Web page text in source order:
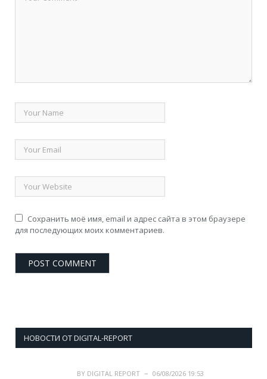
Сохранить моё имя, email и адрес сайта в этом браузере
для последующих моих комментариев.
НОВОСТИ ОТ DIGITAL-REPORT
BY DIGITAL REPORT
06/08/2026 19:53